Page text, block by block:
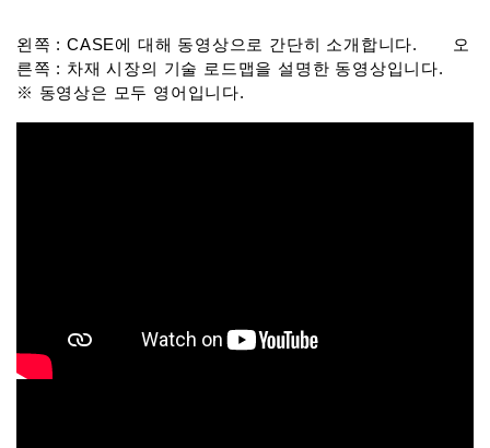
왼쪽 : CASE에 대해 동영상으로 간단히 소개합니다. 오
른쪽 : 차재 시장의 기술 로드맵을 설명한 동영상입니다.
※ 동영상은 모두 영어입니다.